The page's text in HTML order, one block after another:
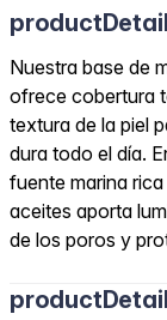
Nuestra base de
ofrece cobertura
textura de la piel
dura todo el día.
fuente marina
aceites aporta
de los poros y